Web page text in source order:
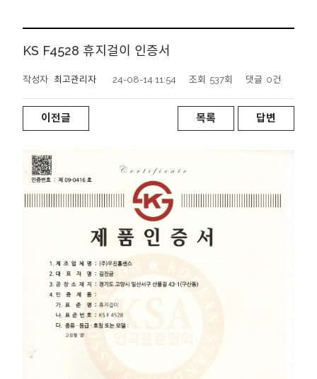
KS F4528 휴지걸이 인증서
작성자 최고관리자 24-08-14 11:54 조회 537회 댓글 0건
이전글 목록 답변